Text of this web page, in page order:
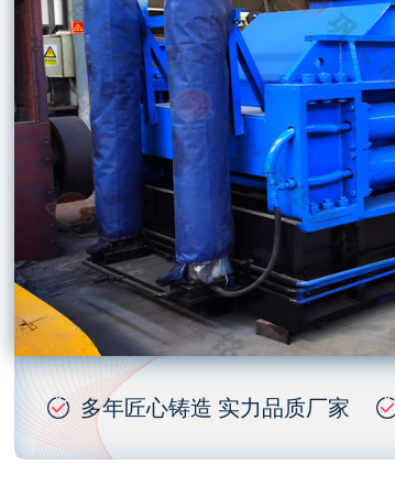
多年匠心铸造 实力品质厂家